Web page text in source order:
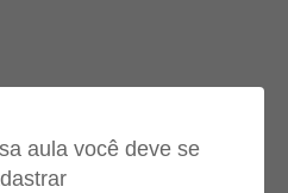
aula você deve se